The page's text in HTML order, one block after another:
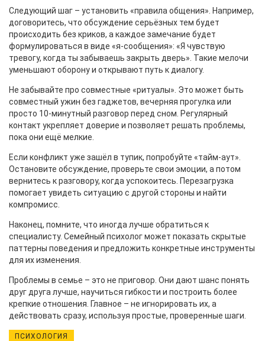
Следующий шаг – установить «правила общения». Например,
договоритесь, что обсуждение серьёзных тем будет
происходить без криков, а каждое замечание будет
формулироваться в виде «я‑сообщения»: «Я чувствую
тревогу, когда ты забываешь закрыть дверь». Такие мелочи
уменьшают оборону и открывают путь к диалогу.
Не забывайте про совместные «ритуалы». Это может быть
совместный ужин без гаджетов, вечерняя прогулка или
просто 10‑минутный разговор перед сном. Регулярный
контакт укрепляет доверие и позволяет решать проблемы,
пока они ещё мелкие.
Если конфликт уже зашёл в тупик, попробуйте «тайм‑аут».
Остановите обсуждение, проверьте свои эмоции, а потом
вернитесь к разговору, когда успокоитесь. Перезагрузка
помогает увидеть ситуацию с другой стороны и найти
компромисс.
Наконец, помните, что иногда лучше обратиться к
специалисту. Семейный психолог может показать скрытые
паттерны поведения и предложить конкретные инструменты
для их изменения.
Проблемы в семье – это не приговор. Они дают шанс понять
друг друга лучше, научиться гибкости и построить более
крепкие отношения. Главное – не игнорировать их, а
действовать сразу, используя простые, проверенные шаги.
ПСИХОЛОГИЯ